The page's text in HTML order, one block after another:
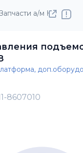
а/м КАМАЗ
8607010